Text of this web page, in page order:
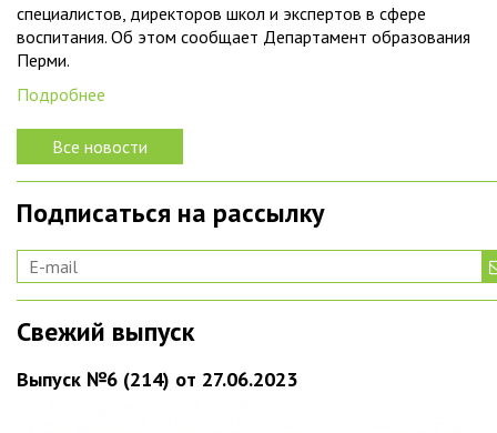
специалистов, директоров школ и экспертов в сфере
воспитания. Об этом сообщает Департамент образования
Перми.
Подробнее
Все новости
Подписаться на рассылку
Свежий выпуск
Выпуск №6 (214) от 27.06.2023